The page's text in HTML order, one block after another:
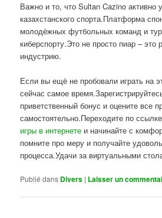
Важно и то, что Sultan Cazino активно
казахстанского спорта.Платформа
молодёжных футбольных команд и
киберспорту.Это не просто пиар – это
индустрию.
Если вы ещё не пробовали играть на
сейчас самое
приветственный бонус и оцените все
самостоятельно.Переходите по
игры в интернете и начинайте с
помните про меру и получайте
процесса.Удачи за виртуальными
Publié dans Divers | Laisser un